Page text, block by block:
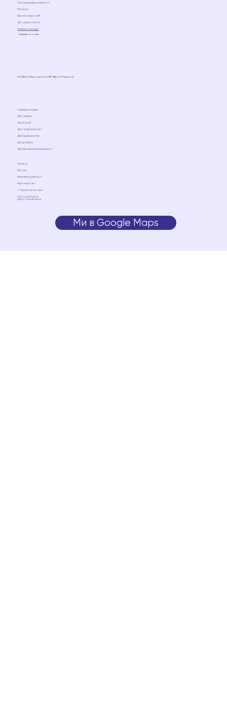
Головна
Про нас
Напрямки діяльності
Партнерство
Сторінка інвестора
Часті запитання
Курси та навчання
Товари та послуги
Для людей
Для тварин
Для тваринництва
Для бджільництва
Для довкілля
Для харчової промисловості
Політика конфіденційності
Патенти
Про нас пишуть ЗМІ
Доставка і оплата
Новини та медіа
Слідкуйте за нами
Ми на Google Maps
Ми в Google Maps
LLC Ediens. Ліцензовано ТОВ “Едіенс” (Україна)